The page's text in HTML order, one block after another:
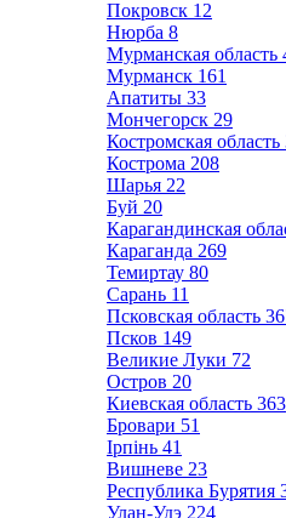
Покровск 12
Нюрба 8
Мурманская область
Мурманск 161
Апатиты 33
Мончегорск 29
Костромская область
Кострома 208
Шарья 22
Буй 20
Карагандинская
Караганда 269
Темиртау 80
Сарань 11
Псковская область
Псков 149
Великие Луки 72
Остров 20
Киевская область 363
Бровари 51
Ірпінь 41
Вишневе 23
Республика Бурятия
Улан-Удэ 224